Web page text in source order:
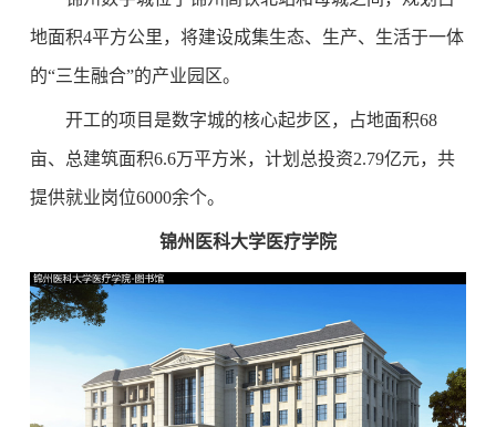
地面积4平方公里，将建设成集生态、生产、生活于一体
的“三生融合”的产业园区。
开工的项目是数字城的核心起步区，占地面积68
亩、总建筑面积6.6万平方米，计划总投资2.79亿元，共
提供就业岗位6000余个。
锦州医科大学医疗学院